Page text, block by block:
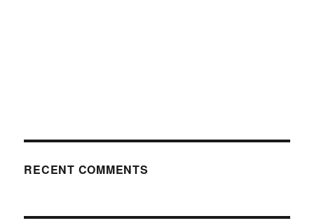
RECENT COMMENTS